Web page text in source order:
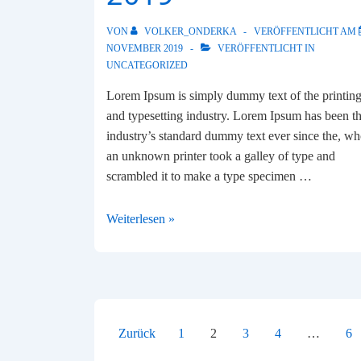
VON VOLKER_ONDERKA VERÖFFENTLICHT AM
NOVEMBER 2019
VERÖFFENTLICHT IN
UNCATEGORIZED
Lorem Ipsum is simply dummy text of the printing
and typesetting industry. Lorem Ipsum has been
industry’s standard dummy text ever since the,
an unknown printer took a galley of type and
scrambled it to make a type specimen …
Business
Weiterlesen »
Zurück 1 2 3 4 … 6